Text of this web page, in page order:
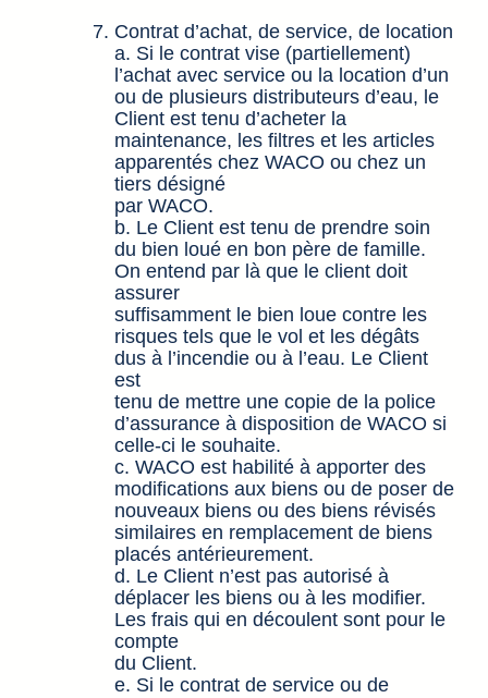
Contrat d’achat, de service, de location
a. Si le contrat vise (partiellement)
l’achat avec service ou la location d’un
ou de plusieurs distributeurs d’eau, le
Client est tenu d’acheter la
maintenance, les filtres et les articles
apparentés chez WACO ou chez un
tiers désigné
par WACO.
b. Le Client est tenu de prendre soin
du bien loué en bon père de famille.
On entend par là que le client doit
assurer
suffisamment le bien loue contre les
risques tels que le vol et les dégâts
dus à l’incendie ou à l’eau. Le Client
est
tenu de mettre une copie de la police
d’assurance à disposition de WACO si
celle-ci le souhaite.
c. WACO est habilité à apporter des
modifications aux biens ou de poser de
nouveaux biens ou des biens révisés
similaires en remplacement de biens
placés antérieurement.
d. Le Client n’est pas autorisé à
déplacer les biens ou à les modifier.
Les frais qui en découlent sont pour le
compte
du Client.
e. Si le contrat de service ou de